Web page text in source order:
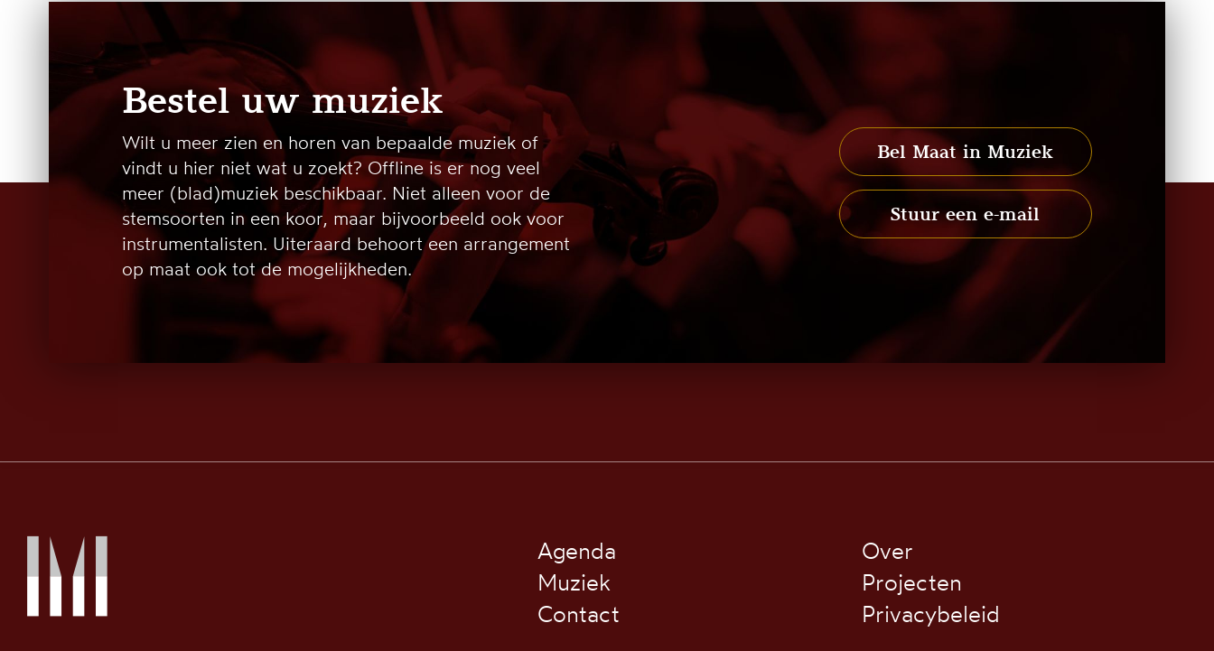
Bestel uw muziek
Wilt u meer zien en horen van bepaalde muziek of
vindt u hier niet wat u zoekt? Offline is er nog veel
meer (blad)muziek beschikbaar. Niet alleen voor de
stemsoorten in een koor, maar bijvoorbeeld ook voor
instrumentalisten. Uiteraard behoort een arrangement
op maat ook tot de mogelijkheden.
Bel Maat in Muziek
Stuur een e-mail
Agenda
Over
Muziek
Projecten
Contact
Privacybeleid